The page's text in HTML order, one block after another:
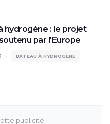
hydrogène : le projet
par l'Europe
BATEAU À HYDROGÈNE